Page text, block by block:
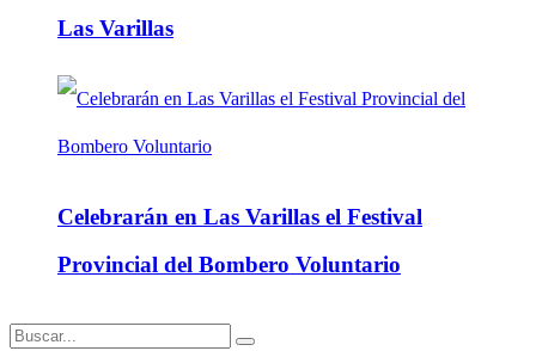
Las Varillas
Celebrarán en Las Varillas el Festival
Provincial del Bombero Voluntario